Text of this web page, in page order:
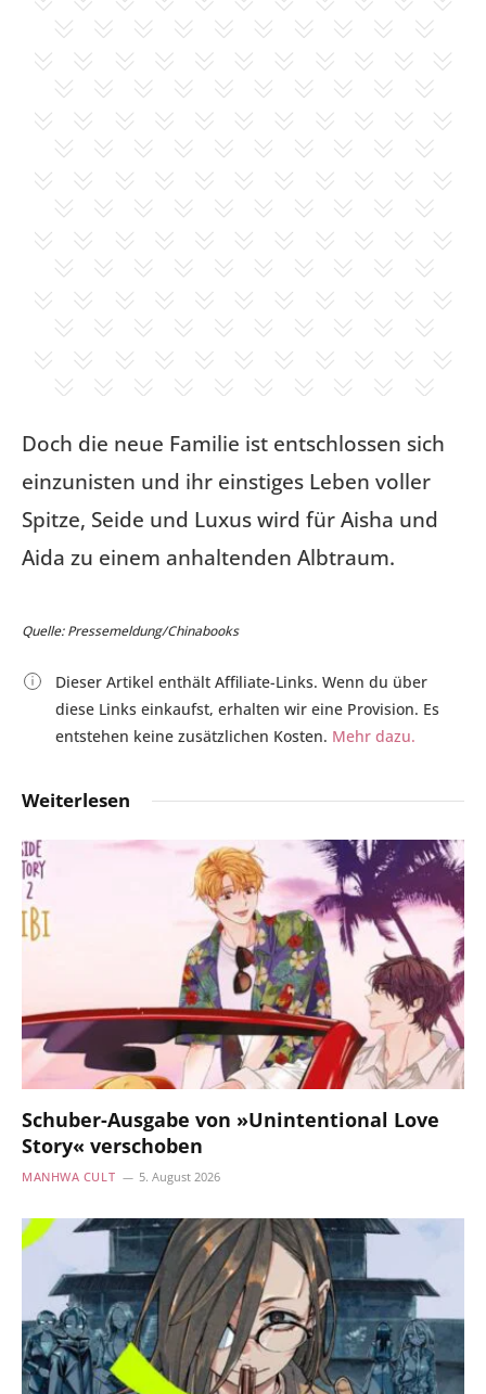
Doch die neue Familie ist entschlossen sich
einzunisten und ihr einstiges Leben voller
Spitze, Seide und Luxus wird für Aisha und
Aida zu einem anhaltenden Albtraum.
Quelle: Pressemeldung/Chinabooks
Dieser Artikel enthält Affiliate-Links. Wenn du über
diese Links einkaufst, erhalten wir eine Provision. Es
entstehen keine zusätzlichen Kosten. Mehr dazu.
Weiterlesen
Schuber-Ausgabe von »Unintentional Love
Story« verschoben
MANHWA CULT 5. August 2026